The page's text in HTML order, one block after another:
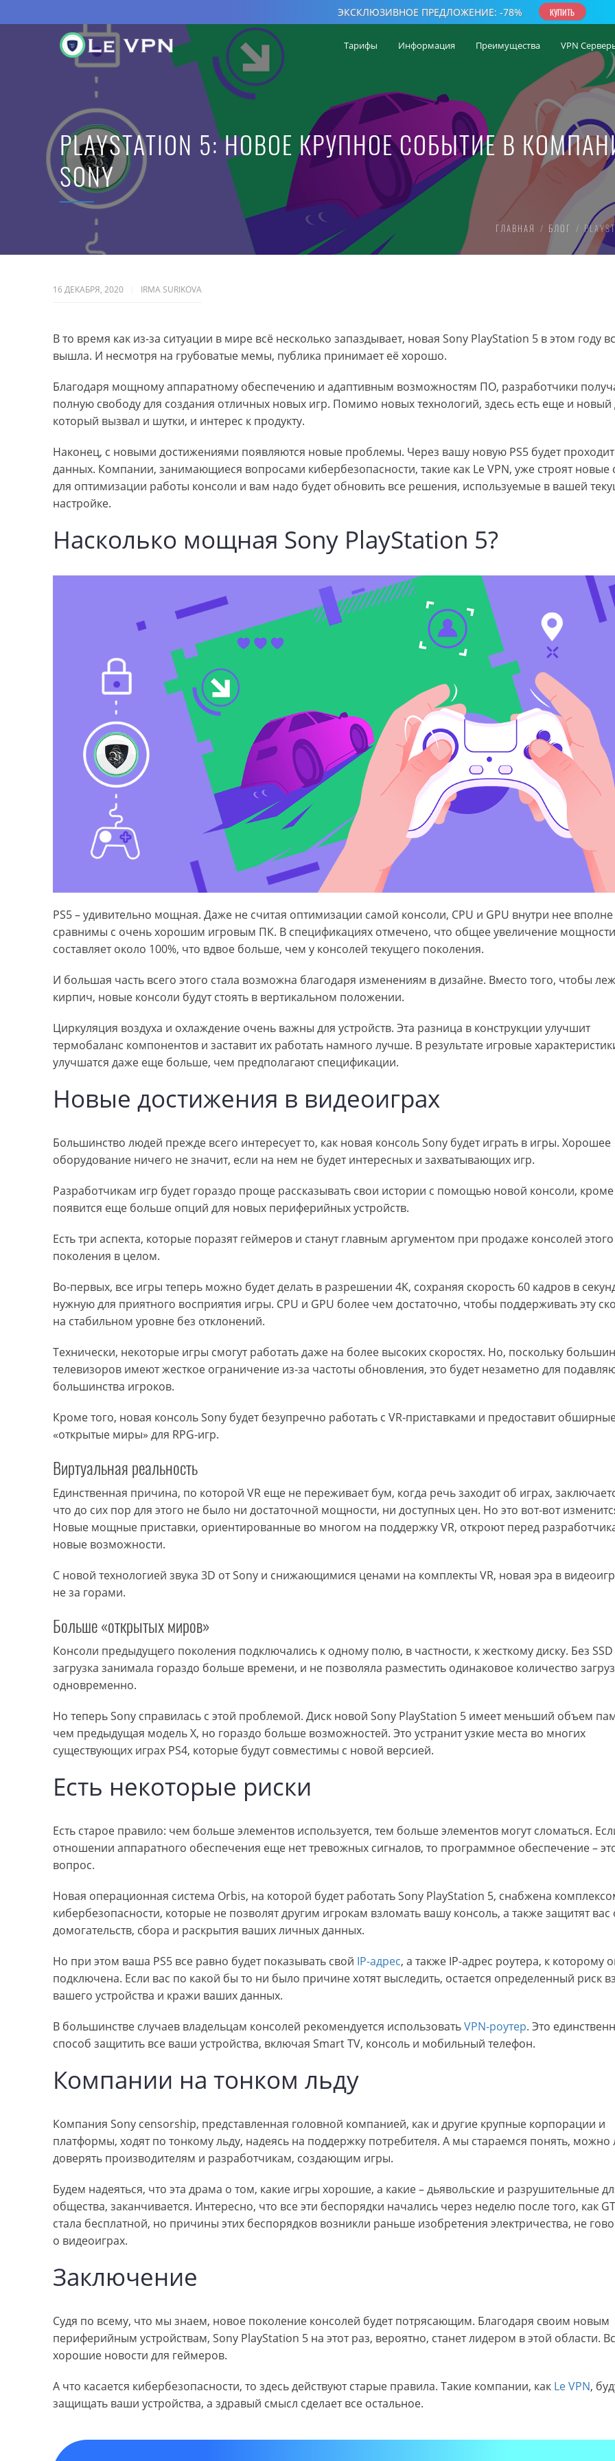
Тарифы Информация Преимущества VPN
PLAYSTATION 5: НОВОЕ КРУПНОЕ СОБЫТИЕ В
SONY
ГЛАВНАЯ БЛОГ
16 ДЕКАБРЯ, 2020 IRMA SURIKOVA
В то время как из-за ситуации в мире всё несколько запаздывает, новая Sony PlayStation 5 в этом году
вышла. И несмотря на грубоватые мемы, публика принимает её хорошо.
Благодаря мощному аппаратному обеспечению и адаптивным возможностям ПО, разработчики
полную свободу для создания отличных новых игр. Помимо новых технологий, здесь есть еще и новый
который вызвал и шутки, и интерес к продукту.
Наконец, с новыми достижениями появляются новые проблемы. Через вашу новую PS5 будет
данных. Компании, занимающиеся вопросами кибербезопасности, такие как Le VPN, уже строят новые
для оптимизации работы консоли и вам надо будет обновить все решения, используемые в вашей
настройке.
Насколько мощная Sony PlayStation 5?
PS5 – удивительно мощная. Даже не считая оптимизации самой консоли, CPU и GPU внутри нее вполне
сравнимы с очень хорошим игровым ПК. В спецификациях отмечено, что общее увеличение мощности
составляет около 100%, что вдвое больше, чем у консолей текущего поколения.
И большая часть всего этого стала возможна благодаря изменениям в дизайне. Вместо того, чтобы
кирпич, новые консоли будут стоять в вертикальном положении.
Циркуляция воздуха и охлаждение очень важны для устройств. Эта разница в конструкции улучшит
термобаланс компонентов и заставит их работать намного лучше. В результате игровые
улучшатся даже еще больше, чем предполагают спецификации.
Новые достижения в видеоиграх
Большинство людей прежде всего интересует то, как новая консоль Sony будет играть в игры. Хорошее
оборудование ничего не значит, если на нем не будет интересных и захватывающих игр.
Разработчикам игр будет гораздо проще рассказывать свои истории с помощью новой консоли, кроме
появится еще больше опций для новых периферийных устройств.
Есть три аспекта, которые поразят геймеров и станут главным аргументом при продаже консолей этого
поколения в целом.
Во-первых, все игры теперь можно будет делать в разрешении 4K, сохраняя скорость 60 кадров в
нужную для приятного восприятия игры. CPU и GPU более чем достаточно, чтобы поддерживать эту
на стабильном уровне без отклонений.
Технически, некоторые игры смогут работать даже на более высоких скоростях. Но, поскольку
телевизоров имеют жесткое ограничение из-за частоты обновления, это будет незаметно для
большинства игроков.
Кроме того, новая консоль Sony будет безупречно работать с VR-приставками и предоставит
«открытые миры» для RPG-игр.
Виртуальная реальность
Единственная причина, по которой VR еще не переживает бум, когда речь заходит об играх,
что до сих пор для этого не было ни достаточной мощности, ни доступных цен. Но это вот-вот
Новые мощные приставки, ориентированные во многом на поддержку VR, откроют перед
новые возможности.
С новой технологией звука 3D от Sony и снижающимися ценами на комплекты VR, новая эра в
не за горами.
Больше «открытых миров»
Консоли предыдущего поколения подключались к одному полю, в частности, к жесткому диску. Без SSD
загрузка занимала гораздо больше времени, и не позволяла разместить одинаковое количество
одновременно.
Но теперь Sony справилась с этой проблемой. Диск новой Sony PlayStation 5 имеет меньший объем
чем предыдущая модель X, но гораздо больше возможностей. Это устранит узкие места во многих
существующих играх PS4, которые будут совместимы с новой версией.
Есть некоторые риски
Есть старое правило: чем больше элементов используется, тем больше элементов могут сломаться.
отношении аппаратного обеспечения еще нет тревожных сигналов, то программное обеспечение –
вопрос.
Новая операционная система Orbis, на которой будет работать Sony PlayStation 5, снабжена
кибербезопасности, которые не позволят другим игрокам взломать вашу консоль, а также защитят вас
домогательств, сбора и раскрытия ваших личных данных.
Но при этом ваша PS5 все равно будет показывать свой IP-адрес, а также IP-адрес роутера, к которому
подключена. Если вас по какой бы то ни было причине хотят выследить, остается определенный риск
вашего устройства и кражи ваших данных.
В большинстве случаев владельцам консолей рекомендуется использоватьVPN-роутер. Это
способ защитить все ваши устройства, включая Smart TV, консоль и мобильный телефон.
Компании на тонком льду
Компания Sony censorship, представленная головной компанией, как и другие крупные корпорации и
платформы, ходят по тонкому льду, надеясь на поддержку потребителя. А мы стараемся понять, можно
доверять производителям и разработчикам, создающим игры.
Будем надеяться, что эта драма о том, какие игры хорошие, а какие – дьявольские и разрушительные
общества, заканчивается. Интересно, что все эти беспорядки начались через неделю после того, как
стала бесплатной, но причины этих беспорядков возникли раньше изобретения электричества, не
о видеоиграх.
Заключение
Судя по всему, что мы знаем, новое поколение консолей будет потрясающим. Благодаря своим новым
периферийным устройствам, Sony PlayStation 5 на этот раз, вероятно, станет лидером в этой области.
хорошие новости для геймеров.
А что касается кибербезопасности, то здесь действуют старые правила. Такие компании, как Le VPN,
защищать ваши устройства, а здравый смысл сделает все остальное.